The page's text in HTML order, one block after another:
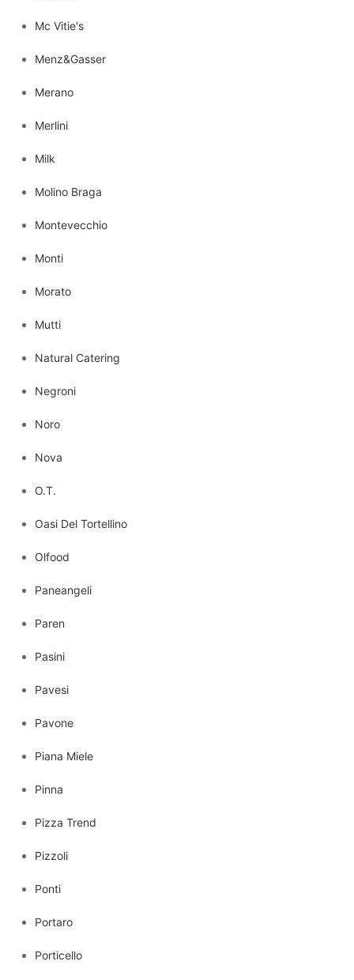
Mc Vitie's
Menz&Gasser
Merano
Merlini
Milk
Molino Braga
Montevecchio
Monti
Morato
Mutti
Natural Catering
Negroni
Noro
Nova
O.T.
Oasi Del Tortellino
Olfood
Paneangeli
Paren
Pasini
Pavesi
Pavone
Piana Miele
Pinna
Pizza Trend
Pizzoli
Ponti
Portaro
Porticello